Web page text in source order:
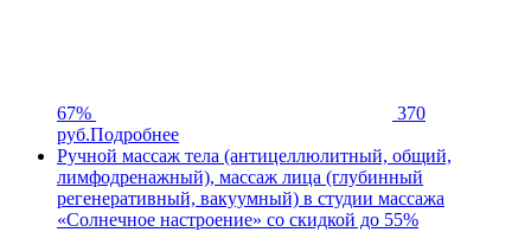
67%
370
руб.Подробнее
Ручной массаж тела (антицеллюлитный, общий,
лимфодренажный), массаж лица (глубинный
регенеративный, вакуумный) в студии массажа
«Солнечное настроение» со скидкой до 55%